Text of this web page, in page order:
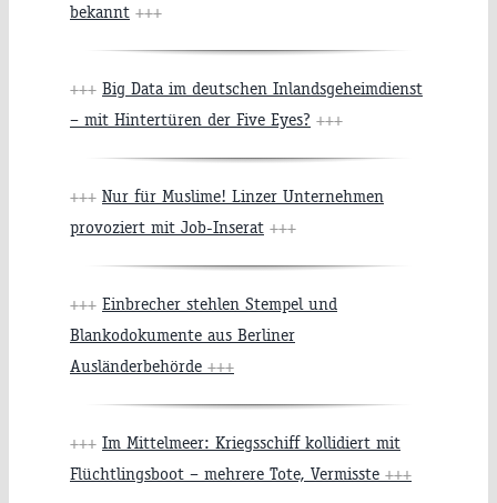
bekannt +++
+++ Big Data im deutschen Inlandsgeheimdienst
– mit Hintertüren der Five Eyes? +++
+++ Nur für Muslime! Linzer Unternehmen
provoziert mit Job-Inserat +++
+++ Einbrecher stehlen Stempel und
Blankodokumente aus Berliner
Ausländerbehörde +++
+++ Im Mittelmeer: Kriegsschiff kollidiert mit
Flüchtlingsboot – mehrere Tote, Vermisste +++